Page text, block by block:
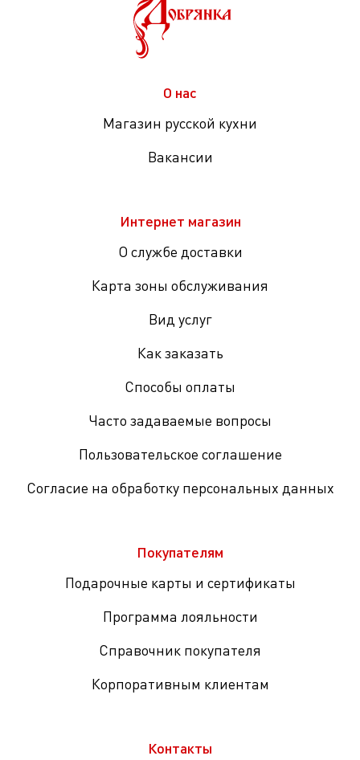
О нас
Магазин русской кухни
Вакансии
Интернет магазин
О службе доставки
Карта зоны обслуживания
Вид услуг
Как заказать
Способы оплаты
Часто задаваемые вопросы
Пользовательское соглашение
Согласие на обработку персональных данных
Покупателям
Подарочные карты и сертификаты
Программа лояльности
Справочник покупателя
Корпоративным клиентам
Контакты